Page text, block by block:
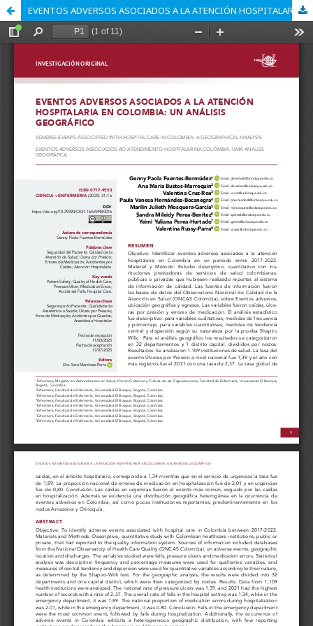
EVENTOS ADVERSOS ASOCIADOS A LA ATENCIÓN HOSPITALARIA EN COLOMBIA: UN ANÁLISIS GEOGRÁFICO